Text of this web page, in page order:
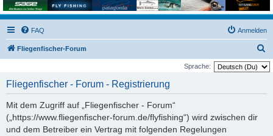
FAQ Anmelden
Fliegenfischer-Forum
u
Sprache:
Fliegenfischer - Forum - Registrierung
Mit dem Zugriff auf „Fliegenfischer - Forum“
(„https://www.fliegenfischer-forum.de/flyfishing“) wird zwischen dir
und dem Betreiber ein Vertrag mit folgenden Regelungen